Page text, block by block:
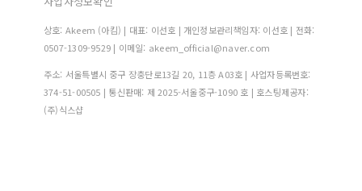
상호: Akeem (아킴) | 대표: 이선호 | 개인정보관리책임자: 이선호 | 전화:
0507-1309-9529 | 이메일: akeem_official@naver.com
주소: 서울특별시 중구 장충단로13길 20, 11층 A03호 | 사업자등록번호:
374-51-00505 | 통신판매: 제 2025-서울중구-1090 호 | 호스팅제공자:
(주)식스샵